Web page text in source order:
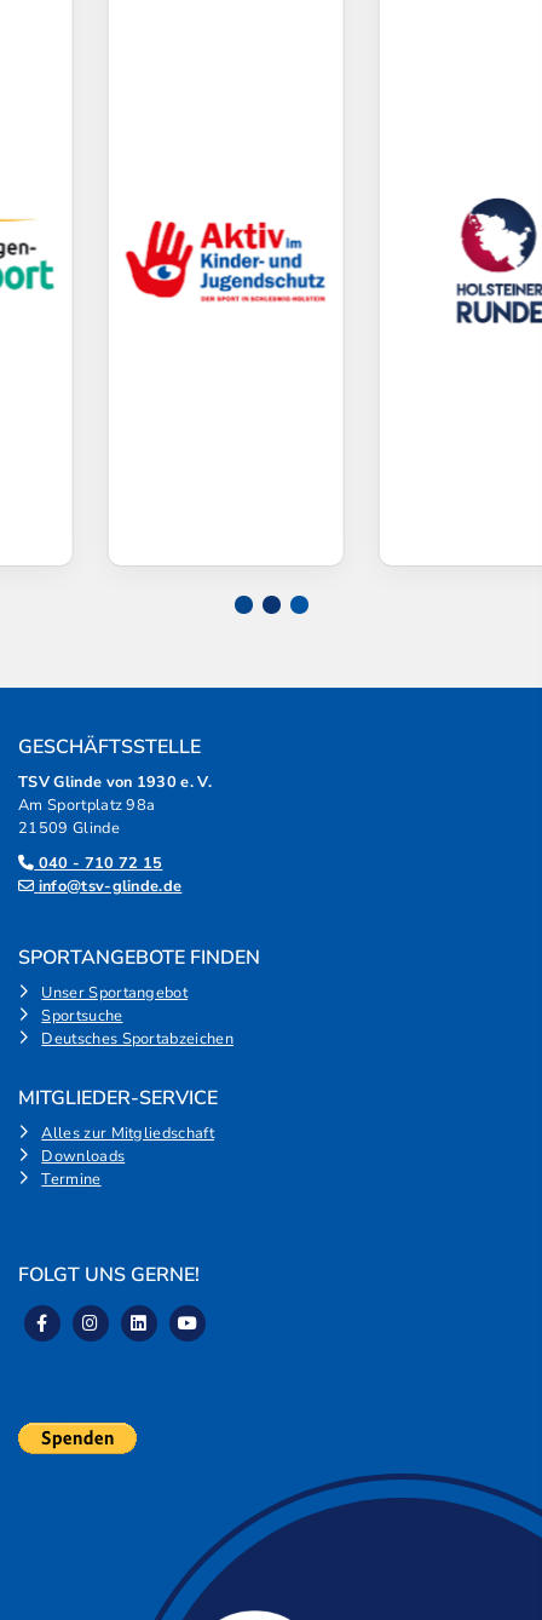
GESCHÄFTSSTELLE
TSV Glinde von 1930 e. V.
Am Sportplatz 98a
21509 Glinde
040 - 710 72 15
info@tsv-glinde.de
SPORTANGEBOTE FINDEN
Unser Sportangebot
Sportsuche
Deutsches Sportabzeichen
MITGLIEDER-SERVICE
Alles zur Mitgliedschaft
Downloads
Termine
FOLGT UNS GERNE!